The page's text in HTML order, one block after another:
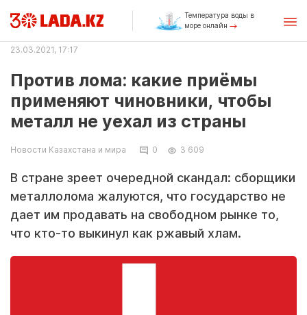
Температура воды в
море онлайн
23.03.2021, 17:17
Против лома: какие приёмы
применяют чиновники, чтобы
металл не уехал из страны
Новости Казахстана и мира 0 3 609
В стране зреет очередной скандал: сборщики
металлолома жалуются, что государство не
дает им продавать на свободном рынке то,
что кто-то выкинул как ржавый хлам.